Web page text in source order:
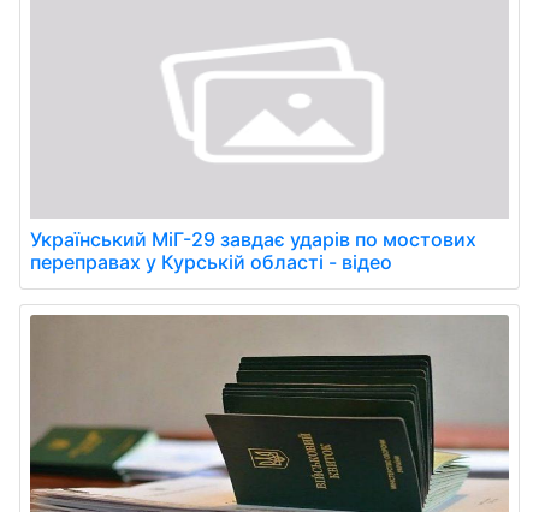
Український МіГ-29 завдає ударів по мостових
переправах у Курській області - відео